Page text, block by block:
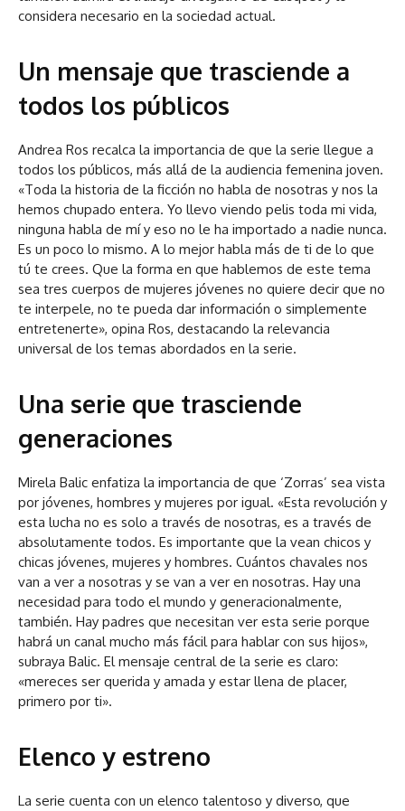
considera necesario en la sociedad actual.
Un mensaje que trasciende a
todos los públicos
Andrea Ros recalca la importancia de que la serie llegue a
todos los públicos, más allá de la audiencia femenina joven.
«Toda la historia de la ficción no habla de nosotras y nos la
hemos chupado entera. Yo llevo viendo pelis toda mi vida,
ninguna habla de mí y eso no le ha importado a nadie nunca.
Es un poco lo mismo. A lo mejor habla más de ti de lo que
tú te crees. Que la forma en que hablemos de este tema
sea tres cuerpos de mujeres jóvenes no quiere decir que no
te interpele, no te pueda dar información o simplemente
entretenerte», opina Ros, destacando la relevancia
universal de los temas abordados en la serie.
Una serie que trasciende
generaciones
Mirela Balic enfatiza la importancia de que ‘Zorras’ sea vista
por jóvenes, hombres y mujeres por igual. «Esta revolución y
esta lucha no es solo a través de nosotras, es a través de
absolutamente todos. Es importante que la vean chicos y
chicas jóvenes, mujeres y hombres. Cuántos chavales nos
van a ver a nosotras y se van a ver en nosotras. Hay una
necesidad para todo el mundo y generacionalmente,
también. Hay padres que necesitan ver esta serie porque
habrá un canal mucho más fácil para hablar con sus hijos»,
subraya Balic. El mensaje central de la serie es claro:
«mereces ser querida y amada y estar llena de placer,
primero por ti».
Elenco y estreno
La serie cuenta con un elenco talentoso y diverso, que